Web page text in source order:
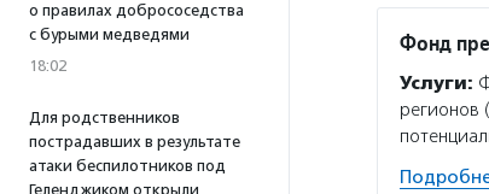
о правилах добрососедства
с бурыми медведями
18:02
Для родственников
пострадавших в результате
атаки беспилотников под
Геленджиком открыли
Фонд
Услуги:
регионов